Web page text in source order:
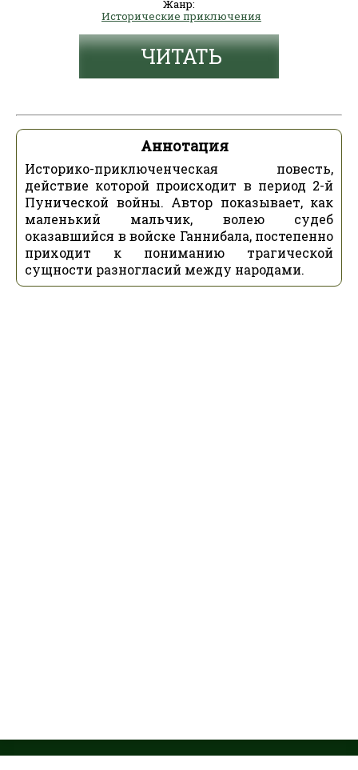
Жанр:
Исторические приключения
ЧИТАТЬ
Аннотация
Историко-приключенческая повесть,
действие которой происходит в период 2-й
Пунической войны. Автор показывает, как
маленький мальчик, волею судеб
оказавшийся в войске Ганнибала, постепенно
приходит к пониманию трагической
сущности разногласий между народами.